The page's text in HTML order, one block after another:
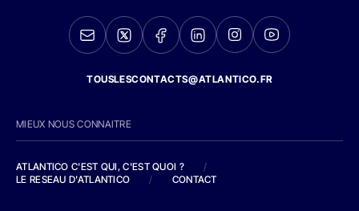
TOUSLESCONTACTS@ATLANTICO.FR
MIEUX NOUS CONNAITRE
ATLANTICO C'EST QUI, C'EST QUOI ?
/
LE RESEAU D'ATLANTICO
/ CONTACT